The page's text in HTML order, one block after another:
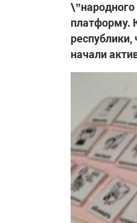
платформу.
начали